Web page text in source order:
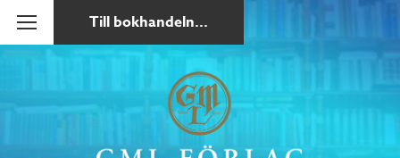
Till bokhandeln...